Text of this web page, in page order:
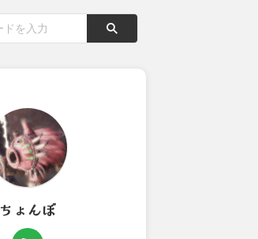
ちょんぼ